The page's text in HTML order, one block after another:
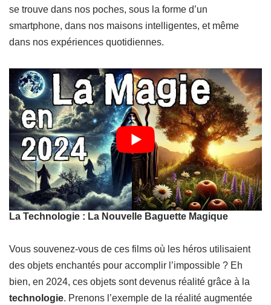
se trouve dans nos poches, sous la forme d’un
smartphone, dans nos maisons intelligentes, et même
dans nos expériences quotidiennes.
La Technologie : La Nouvelle Baguette Magique
Vous souvenez-vous de ces films où les héros utilisaient
des objets enchantés pour accomplir l’impossible ? Eh
bien, en 2024, ces objets sont devenus réalité grâce à la
technologie. Prenons l’exemple de la réalité augmentée